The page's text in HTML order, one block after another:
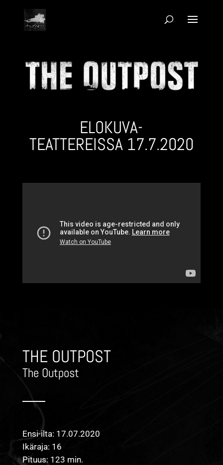
ELOKUVA­
TEATTEREISSA 17.7.2020
THE OUTPOST
The Outpost
Ensi-ilta: 17.07.2020
Ikäraja: 16
Pituus: 123 min.